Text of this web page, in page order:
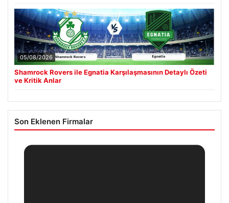
05/08/2026
Shamrock Rovers ile Egnatia Karşılaşmasının Detaylı Özeti
ve Kritik Anlar
Son Eklenen Firmalar